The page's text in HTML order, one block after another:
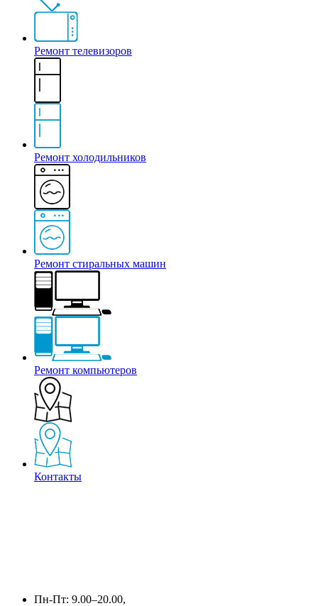
Ремонт телевизоров
Ремонт холодильников
Ремонт стиральных машин
Ремонт компьютеров
Контакты
Пн-Пт: 9.00–20.00,